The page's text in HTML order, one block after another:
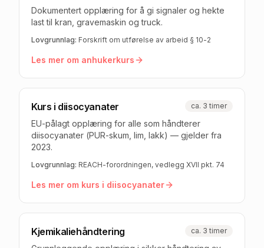
Dokumentert opplæring for å gi signaler og hekte
last til kran, gravemaskin og truck.
Lovgrunnlag: Forskrift om utførelse av arbeid § 10-2
Les mer om anhukerkurs
Kurs i diisocyanater ca. 3 timer
EU-pålagt opplæring for alle som håndterer
diisocyanater (PUR-skum, lim, lakk) — gjelder fra
2023.
Lovgrunnlag: REACH-forordningen, vedlegg XVII pkt. 74
Les mer om kurs i diisocyanater
Kjemikaliehåndtering ca. 3 timer